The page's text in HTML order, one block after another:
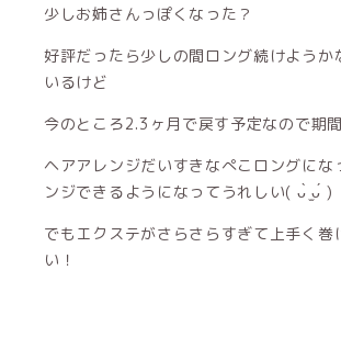
少しお姉さんっぽくなった？
好評だったら少しの間ロング続けようか
いるけど
今のところ2.3ヶ月で戻す予定なので期
ヘアアレンジだいすきなぺこロングにな
ンジできるようになってうれしい( ᴗ̀ ̫ᴗ́ )
でもエクステがさらさらすぎて上手く巻
い！